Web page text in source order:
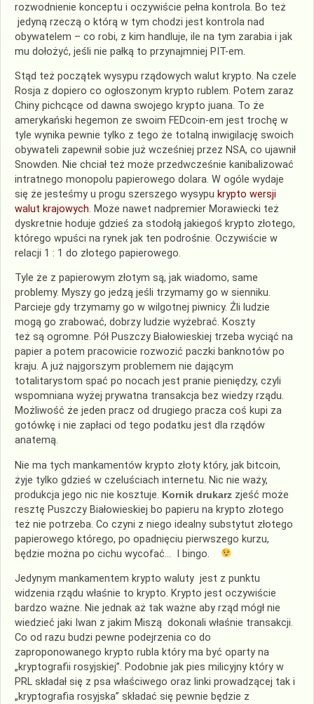
rozwodnienie konceptu i oczywiście pełna kontrola. Bo też
jedyną rzeczą o którą w tym chodzi jest kontrola nad
obywatelem – co robi, z kim handluje, ile na tym zarabia i jak
mu dołożyć, jeśli nie pałką to przynajmniej PIT-em.
Stąd też początek wysypu rządowych walut krypto. Na czele
Rosja z dopiero co ogłoszonym krypto rublem. Potem zaraz
Chiny pichcące od dawna swojego krypto juana. To że
amerykański hegemon ze swoim FEDcoin-em jest trochę w
tyle wynika pewnie tylko z tego że totalną inwigilację swoich
obywateli zapewnił sobie już wcześniej przez NSA, co ujawnił
Snowden. Nie chciał też może przedwcześnie kanibalizować
intratnego monopolu papierowego dolara. W ogóle wydaje
się że jesteśmy u progu szerszego wysypu krypto wersji
walut krajowych. Może nawet nadpremier Morawiecki też
dyskretnie hoduje gdzieś za stodołą jakiegoś krypto złotego,
którego wpuści na rynek jak ten podrośnie. Oczywiście w
relacji 1 : 1 do złotego papierowego.
Tyle że z papierowym złotym są, jak wiadomo, same
problemy. Myszy go jedzą jeśli trzymamy go w sienniku.
Parcieje gdy trzymamy go w wilgotnej piwnicy. Źli ludzie
mogą go zrabować, dobrzy ludzie wyżebrać. Koszty
też są ogromne. Pół Puszczy Białowieskiej trzeba wyciąć na
papier a potem pracowicie rozwozić paczki banknotów po
kraju. A już najgorszym problemem nie dającym
totalitarystom spać po nocach jest pranie pieniędzy, czyli
wspomniana wyżej prywatna transakcja bez wiedzy rządu.
Możliwość że jeden pracz od drugiego pracza coś kupi za
gotówkę i nie zapłaci od tego podatku jest dla rządów
anatemą.
Nie ma tych mankamentów krypto złoty który, jak bitcoin,
żyje tylko gdzieś w czeluściach internetu. Nic nie waży,
produkcja jego nic nie kosztuje. Kornik drukarz zjeść może
resztę Puszczy Białowieskiej bo papieru na krypto złotego
też nie potrzeba. Co czyni z niego idealny substytut złotego
papierowego którego, po opadnięciu pierwszego kurzu,
będzie można po cichu wycofać… I bingo.
Jedynym mankamentem krypto waluty jest z punktu
widzenia rządu właśnie to krypto. Krypto jest oczywiście
bardzo ważne. Nie jednak aż tak ważne aby rząd mógł nie
wiedzieć jaki Iwan z jakim Miszą dokonali właśnie transakcji.
Co od razu budzi pewne podejrzenia co do
zaproponowanego krypto rubla który ma być oparty na
„kryptografii rosyjskiej”. Podobnie jak pies milicyjny który w
PRL składał się z psa właściwego oraz linki prowadzącej tak i
„kryptografia rosyjska” składać się pewnie będzie z